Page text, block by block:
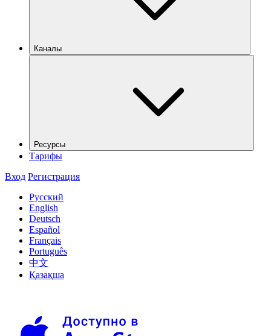
Каналы
Ресурсы
Тарифы
Вход Регистрация
Русский
English
Deutsch
Español
Français
Português
中文
Қазақша